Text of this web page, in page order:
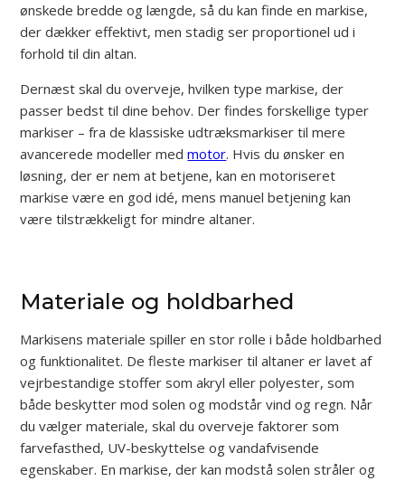
ønskede bredde og længde, så du kan finde en markise,
der dækker effektivt, men stadig ser proportionel ud i
forhold til din altan.
Dernæst skal du overveje, hvilken type markise, der
passer bedst til dine behov. Der findes forskellige typer
markiser – fra de klassiske udtræksmarkiser til mere
avancerede modeller medmotor. Hvis du ønsker en
løsning, der er nem at betjene, kan en motoriseret
markise være en god idé, mens manuel betjening kan
være tilstrækkeligt for mindre altaner.
Materiale og holdbarhed
Markisens materiale spiller en stor rolle i både holdbarhed
og funktionalitet. De fleste markiser til altaner er lavet af
vejrbestandige stoffer som akryl eller polyester, som
både beskytter mod solen og modstår vind og regn. Når
du vælger materiale, skal du overveje faktorer som
farvefasthed, UV-beskyttelse og vandafvisende
egenskaber. En markise, der kan modstå solen stråler og